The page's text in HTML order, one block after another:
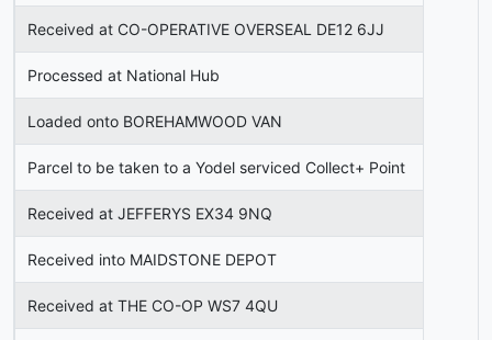
Received at CO-OPERATIVE OVERSEAL DE12 6JJ
Processed at National Hub
Loaded onto BOREHAMWOOD VAN
Parcel to be taken to a Yodel serviced Collect+ Point
Received at JEFFERYS EX34 9NQ
Received into MAIDSTONE DEPOT
Received at THE CO-OP WS7 4QU